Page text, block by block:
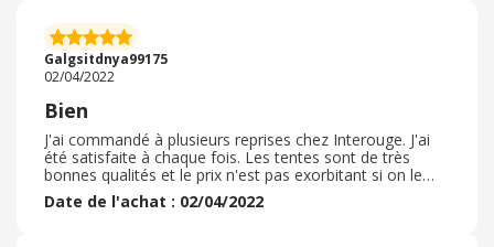
kg avec différents cartons tous en bon état et un film
plastique épais protégeant le tout. L'article acheté était
conforme à ce que j'avais commandé et je n'ai pas de
doute sur la qualité car j'ai déjà effectué plusieurs
commandes.
Galgsitdnya99175
02/04/2022
Bien
J'ai commandé à plusieurs reprises chez Interouge. J'ai
été satisfaite à chaque fois. Les tentes sont de très
bonnes qualités et le prix n'est pas exorbitant si on le
compare à des produits de qualité plus inférieurs pour
un prix vaguement plus bas. J'ai eu besoin de
Date de l'achat : 02/04/2022